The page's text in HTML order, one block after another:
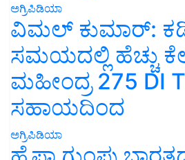
ಅಗ್ರಿಪಿಡಿಯಾ
ವಿಮಲ್ ಕುಮಾರ್:
ಸಮಯದಲ್ಲಿ ಹೆಚ್ಚು
ಮಹೀಂದ್ರ 275 DI
ಸಹಾಯದಿಂದ
ಅಗ್ರಿಪಿಡಿಯಾ